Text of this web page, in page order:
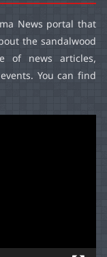
News portal that
the sandalwood
of news articles,
You can find